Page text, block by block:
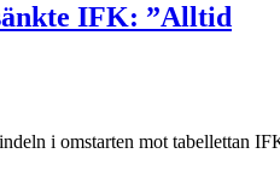
IFK: ”Alltid
i omstarten mot tabellettan